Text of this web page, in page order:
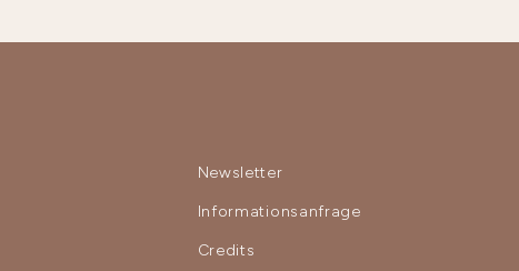
Newsletter
Informationsanfrage
Credits